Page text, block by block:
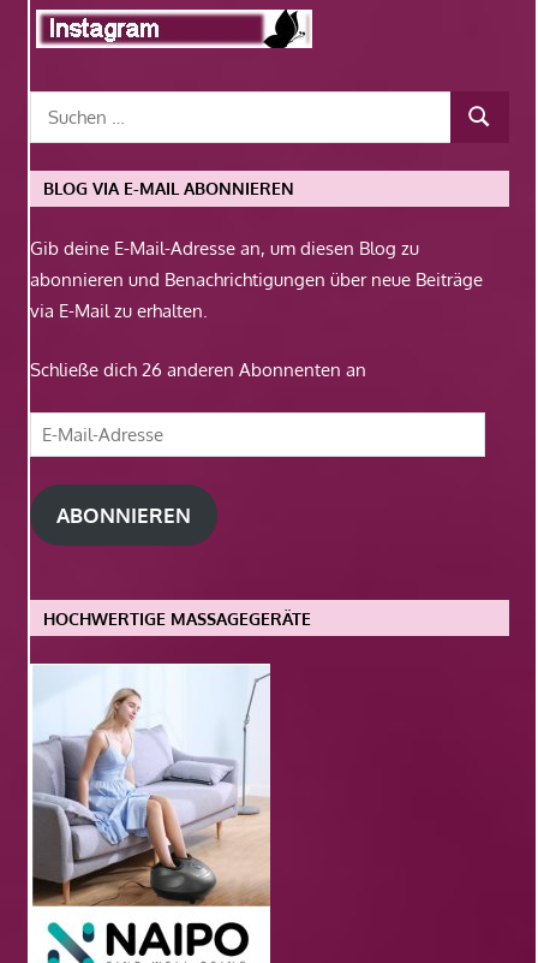
BLOG VIA E-MAIL ABONNIEREN
Gib deine E-Mail-Adresse an, um diesen Blog zu
abonnieren und Benachrichtigungen über neue Beiträge
via E-Mail zu erhalten.
Schließe dich 26 anderen Abonnenten an
E-
Mail-
Adresse
ABONNIEREN
HOCHWERTIGE MASSAGEGERÄTE